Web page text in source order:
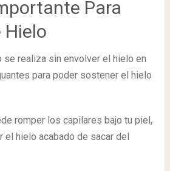
Para
Hielo
se realiza sin envolver el hielo en
para poder sostener el hielo
romper los capilares bajo tu piel,
el hielo acabado de sacar del